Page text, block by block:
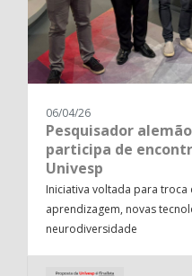
06/04/26
Pesquisador
participa de
Univesp
Iniciativa voltada para
aprendizagem, novas
neurodiversidade